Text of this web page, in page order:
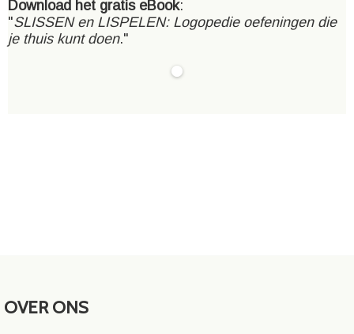
Download het gratis eBook:
"SLISSEN en LISPELEN: Logopedie oefeningen die
je thuis kunt doen."
OVER ONS